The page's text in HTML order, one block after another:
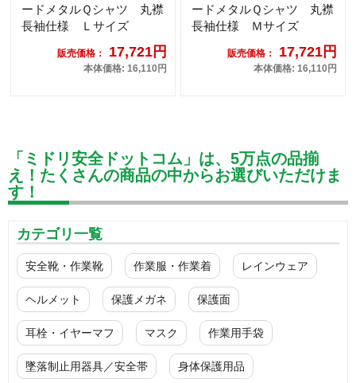
ードメタルＱシャツ 丸襟
長袖仕様 Ｌサイズ
販売価格： 17,721円
本体価格: 16,110円
ードメタルＱシャツ 丸襟
長袖仕様 Ｍサイズ
販売価格： 17,721円
本体価格: 16,110円
「ミドリ安全ドットコム」は、5万点の品揃
え！たくさんの商品の中からお選びいただけま
す！
カテゴリ一覧
安全靴・作業靴 作業服・作業着 レインウェア
ヘルメット 保護メガネ 保護面
耳栓・イヤーマフ マスク 作業用手袋
墜落制止用器具／安全帯 身体保護用品